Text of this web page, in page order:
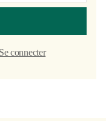
Se connecter